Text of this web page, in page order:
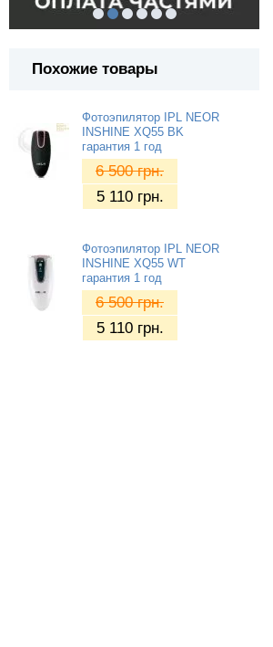
Похожие товары
Фотоэпилятор IPL NEOR
INSHINE XQ55 BK
гарантия 1 год
6 500грн.
5 110 грн.
Фотоэпилятор IPL NEOR
INSHINE XQ55 WT
гарантия 1 год
6 500грн.
5 110 грн.